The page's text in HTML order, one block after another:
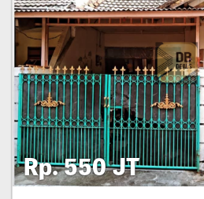
Rp. 550 JT